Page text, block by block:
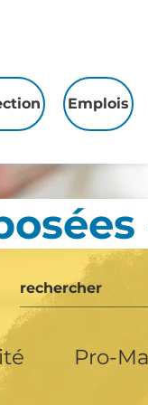
Emplois
Pro-